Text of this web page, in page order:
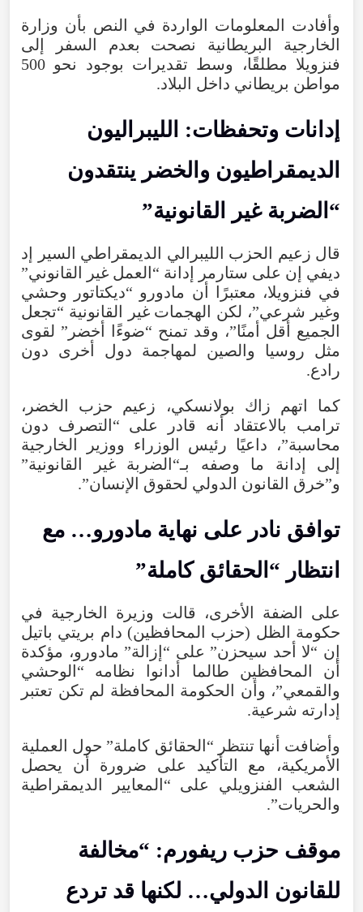
وأفادت المعلومات الواردة في النص بأن وزارة
الخارجية البريطانية نصحت بعدم السفر إلى
فنزويلا مطلقًا، وسط تقديرات بوجود نحو 500
مواطن بريطاني داخل البلاد.
إدانات وتحفظات: الليبراليون
الديمقراطيون والخضر ينتقدون
“الضربة غير القانونية”
قال زعيم الحزب الليبرالي الديمقراطي السير إد
ديفي إن على ستارمر إدانة “العمل غير القانوني”
في فنزويلا، معتبرًا أن مادورو “ديكتاتور وحشي
وغير شرعي”، لكن الهجمات غير القانونية “تجعل
الجميع أقل أمنًا”، وقد تمنح “ضوءًا أخضر” لقوى
مثل روسيا والصين لمهاجمة دول أخرى دون
رادع.
كما اتهم زاك بولانسكي، زعيم حزب الخضر،
ترامب بالاعتقاد أنه قادر على “التصرف دون
محاسبة”، داعيًا رئيس الوزراء ووزير الخارجية
إلى إدانة ما وصفه بـ“الضربة غير القانونية”
و”خرق القانون الدولي لحقوق الإنسان”.
توافق نادر على نهاية مادورو… مع
انتظار “الحقائق كاملة”
على الضفة الأخرى، قالت وزيرة الخارجية في
حكومة الظل (حزب المحافظين) دام بريتي باتيل
إن “لا أحد سيحزن” على “إزالة” مادورو، مؤكدة
أن المحافظين طالما أدانوا نظامه “الوحشي
والقمعي”، وأن الحكومة المحافظة لم تكن تعتبر
إدارته شرعية.
وأضافت أنها تنتظر “الحقائق كاملة” حول العملية
الأمريكية، مع التأكيد على ضرورة أن يحصل
الشعب الفنزويلي على “المعايير الديمقراطية
والحريات”.
موقف حزب ريفورم: “مخالفة
للقانون الدولي… لكنها قد تردع